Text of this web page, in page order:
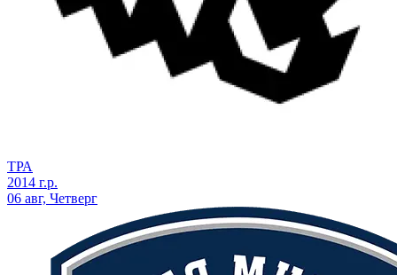
ТРА
2014 г.р.
06 авг, Четверг